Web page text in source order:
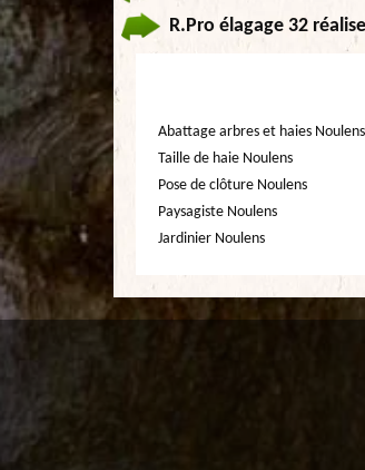
R.Pro élagage 32
Abattage arbres et haies Noulens
Taille de haie Noulens
Pose de clôture Noulens
Paysagiste Noulens
Jardinier Noulens